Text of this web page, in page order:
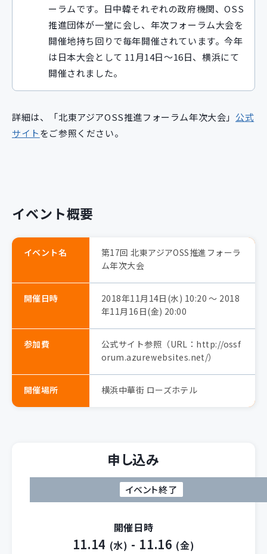
ーラムです。日中韓それぞれの政府機関、OSS
推進団体が一堂に会し、年次フォーラム大会を
開催地持ち回りで毎年開催されています。今年
は日本大会として 11月14日～16日、横浜にて
開催されました。
詳細は、「北東アジアOSS推進フォーラム年次大会」 公式
サイトをご参照ください。
イベント概要
イベント名
第17回 北東アジアOSS推進フォーラ
ム年次大会
開催日時
2018年11月14日(水) 10:20 〜 2018
年11月16日(金) 20:00
参加費
公式サイト参照（URL：http://ossf
orum.azurewebsites.net/）
開催場所 横浜中華街 ローズホテル
申し込み
イベント終了
開催日時
11.14 (水) - 11.16 (金)